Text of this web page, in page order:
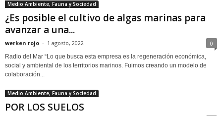
Medio Ambiente, Fauna y Sociedad
¿Es posible el cultivo de algas marinas para
avanzar a una...
werken rojo - 1 agosto, 2022 0
Radio del Mar “Lo que busca esta empresa es la regeneración económica,
social y ambiental de los territorios marinos. Fuimos creando un modelo de
colaboración...
Medio Ambiente, Fauna y Sociedad
POR LOS SUELOS